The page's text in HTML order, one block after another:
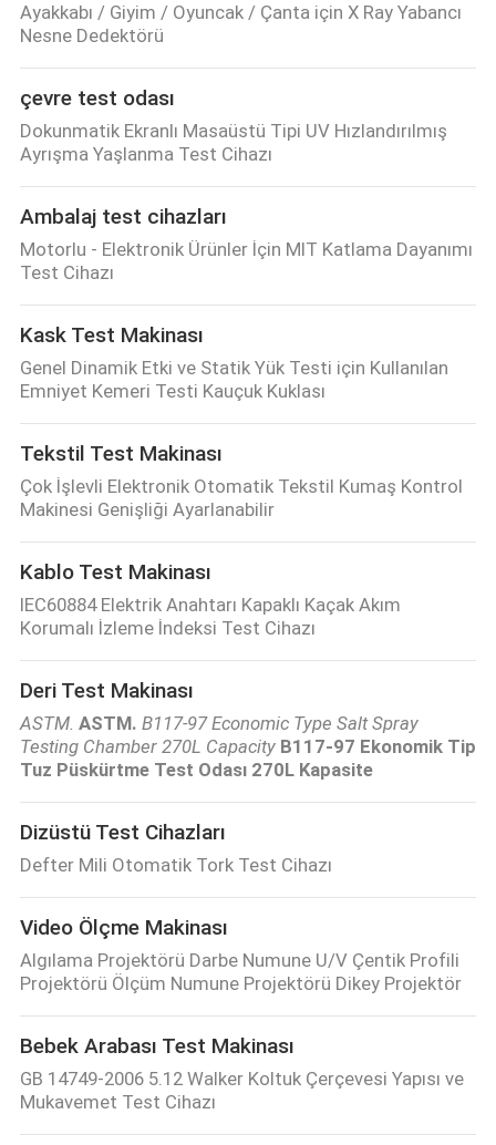
Ayakkabı / Giyim / Oyuncak / Çanta için X Ray Yabancı
Nesne Dedektörü
çevre test odası
Dokunmatik Ekranlı Masaüstü Tipi UV Hızlandırılmış
Ayrışma Yaşlanma Test Cihazı
Ambalaj test cihazları
Motorlu - Elektronik Ürünler İçin MIT Katlama Dayanımı
Test Cihazı
Kask Test Makinası
Genel Dinamik Etki ve Statik Yük Testi için Kullanılan
Emniyet Kemeri Testi Kauçuk Kuklası
Tekstil Test Makinası
Çok İşlevli Elektronik Otomatik Tekstil Kumaş Kontrol
Makinesi Genişliği Ayarlanabilir
Kablo Test Makinası
IEC60884 Elektrik Anahtarı Kapaklı Kaçak Akım
Korumalı İzleme İndeksi Test Cihazı
Deri Test Makinası
ASTM. ASTM. B117-97 Economic Type Salt Spray
Testing Chamber 270L Capacity B117-97 Ekonomik Tip
Tuz Püskürtme Test Odası 270L Kapasite
Dizüstü Test Cihazları
Defter Mili Otomatik Tork Test Cihazı
Video Ölçme Makinası
Algılama Projektörü Darbe Numune U/V Çentik Profili
Projektörü Ölçüm Numune Projektörü Dikey Projektör
Bebek Arabası Test Makinası
GB 14749-2006 5.12 Walker Koltuk Çerçevesi Yapısı ve
Mukavemet Test Cihazı